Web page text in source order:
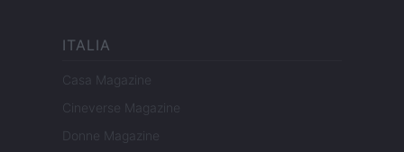
ITALIA
Casa Magazine
Cineverse Magazine
Donne Magazine